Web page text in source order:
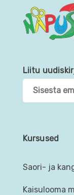
Liitu
Kursused
Saori- ja
Kaisulooma